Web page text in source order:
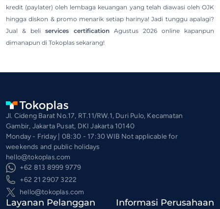
kredit (paylater) oleh lembaga keuangan yang telah diawasi oleh OJK
hingga diskon & promo menarik setiap harinya! Jadi tunggu apalagi?
Jual & beliservices certificationAgustus 2026 online kapanpun
dimanapun di Tokoplas sekarang!
Jl. Cideng Barat No.17, RT.11/RW.1, Duri Pulo, Kecamatan
Gambir, Jakarta Pusat, DKI Jakarta 10140
Monday - Friday | 08:30 - 17:30 WIB Not applicable for
weekends and public holidays
hello@tokoplas.com
+62 813 8999 9779
+62 21 2907 3222
hello@tokoplas.com
Layanan Pelanggan Informasi Perusahaan